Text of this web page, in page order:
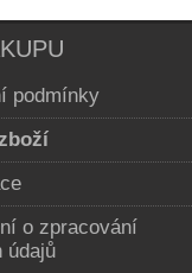
podmínky
o zpracování
údajů